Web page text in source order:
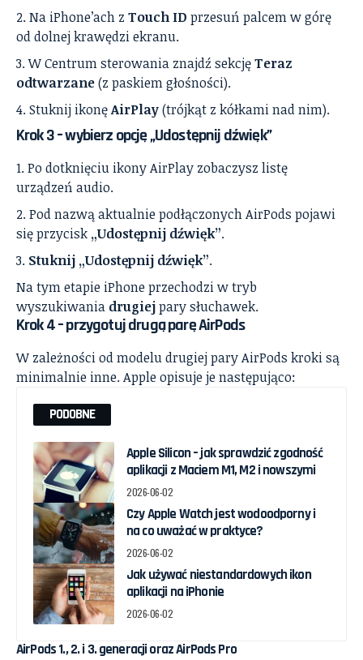
Na iPhone’ach z Touch ID przesuń palcem w górę
od dolnej krawędzi ekranu.
W Centrum sterowania znajdź sekcjęTeraz
odtwarzane(z paskiem głośności).
Stuknij ikonęAirPlay(trójkąt z kółkami nad nim).
Krok 3 – wybierz opcję „Udostępnij dźwięk”
Po dotknięciu ikony AirPlay zobaczysz listę
urządzeń audio.
Pod nazwą aktualnie podłączonych AirPods pojawi
się przycisk „Udostępnij dźwięk”.
Stuknij „Udostępnij dźwięk”.
Na tym etapie iPhone przechodzi w tryb
wyszukiwania drugiejpary słuchawek.
Krok 4 – przygotuj drugą parę AirPods
W zależności od modelu drugiej pary AirPods kroki są
minimalnie inne. Apple opisuje je następująco:
PODOBNE
Apple Silicon – jak sprawdzić zgodność
aplikacji z Maciem M1, M2 i nowszymi
2026-06-02
Czy Apple Watch jest wodoodporny i
na co uważać w praktyce?
2026-06-02
Jak używać niestandardowych ikon
aplikacji na iPhonie
2026-06-02
AirPods 1., 2. i 3. generacji oraz AirPods Pro